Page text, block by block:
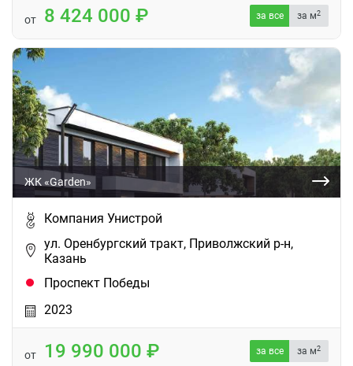
от 8 424 000 за все за м2
ЖК «Garden»
Компания Унистрой
ул. Оренбургский тракт, Приволжский р-н,
Казань
Проспект Победы
2023
от 19 990 000 за все за м2